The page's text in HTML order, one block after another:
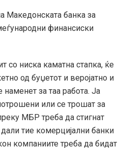
Македонската банка за
финансиски
со ниска каматна стапка, ќе
од буџетот и веројатно и
за таа работа. Ја
или се трошат за
МБР треба да стигнат
тие комерцијални банки
компаниите треба да бидат